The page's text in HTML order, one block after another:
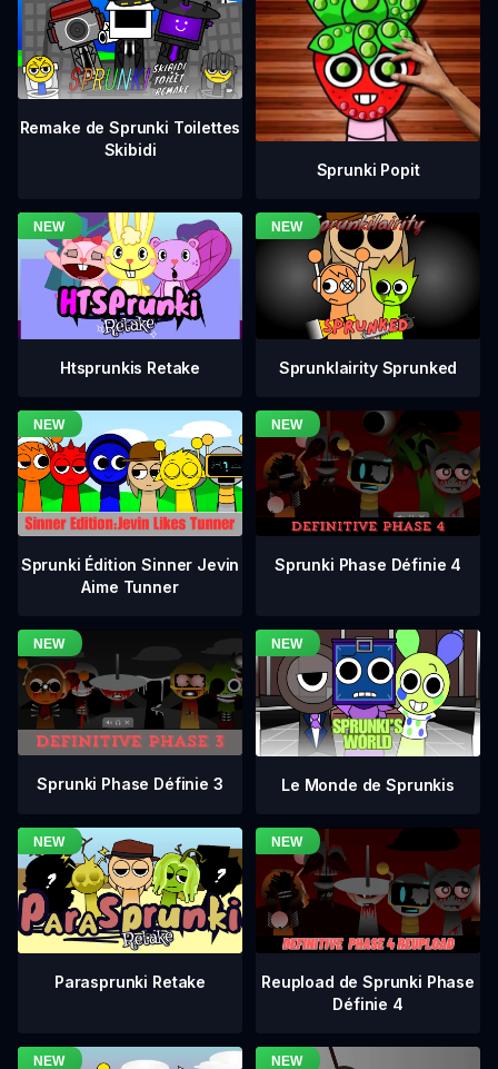
Remake de Sprunki Toilettes
Skibidi
Sprunki Popit
Htsprunkis Retake Sprunklairity Sprunked
Sprunki Édition Sinner Jevin
Aime Tunner
Sprunki Phase Définie 4
Sprunki Phase Définie 3 Le Monde de Sprunkis
Parasprunki Retake
Reupload de Sprunki Phase
Définie 4